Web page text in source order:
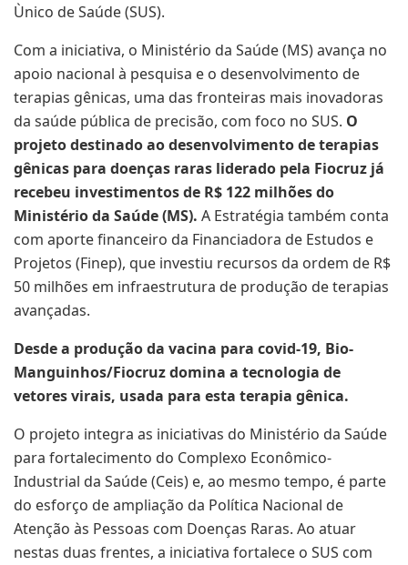
Ùnico de Saúde (SUS).
Com a iniciativa, o Ministério da Saúde (MS) avança no
apoio nacional à pesquisa e o desenvolvimento de
terapias gênicas, uma das fronteiras mais inovadoras
da saúde pública de precisão, com foco no SUS. O
projeto destinado ao desenvolvimento de terapias
gênicas para doenças raras liderado pela Fiocruz já
recebeu investimentos de R$ 122 milhões do
Ministério da Saúde (MS). A Estratégia também conta
com aporte financeiro da Financiadora de Estudos e
Projetos (Finep), que investiu recursos da ordem de R$
50 milhões em infraestrutura de produção de terapias
avançadas.
Desde a produção da vacina para covid-19, Bio-
Manguinhos/Fiocruz domina a tecnologia de
vetores virais, usada para esta terapia gênica.
O projeto integra as iniciativas do Ministério da Saúde
para fortalecimento do Complexo Econômico-
Industrial da Saúde (Ceis) e, ao mesmo tempo, é parte
do esforço de ampliação da Política Nacional de
Atenção às Pessoas com Doenças Raras. Ao atuar
nestas duas frentes, a iniciativa fortalece o SUS com